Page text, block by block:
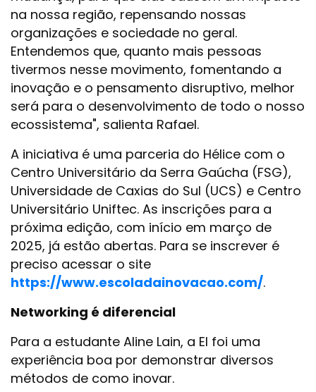
na nossa região, repensando nossas
organizações e sociedade no geral.
Entendemos que, quanto mais pessoas
tivermos nesse movimento, fomentando a
inovação e o pensamento disruptivo, melhor
será para o desenvolvimento de todo o nosso
ecossistema", salienta Rafael.
A iniciativa é uma parceria do Hélice com o
Centro Universitário da Serra Gaúcha (FSG),
Universidade de Caxias do Sul (UCS) e Centro
Universitário Uniftec. As inscrições para a
próxima edição, com início em março de
2025, já estão abertas. Para se inscrever é
preciso acessar o site
https://www.escoladainovacao.com/.
Networking é diferencial
Para a estudante Aline Lain, a EI foi uma
experiência boa por demonstrar diversos
métodos de como inovar.